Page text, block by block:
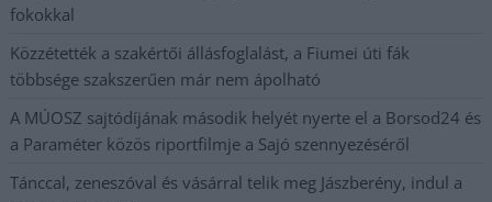
fokokkal
Közzétették a szakértői állásfoglalást, a Fiumei úti fák
többsége szakszerűen már nem ápolható
A MÚOSZ sajtódíjának második helyét nyerte el a Borsod24 és
a Paraméter közös riportfilmje a Sajó szennyezéséről
Tánccal, zeneszóval és vásárral telik meg Jászberény, indul a